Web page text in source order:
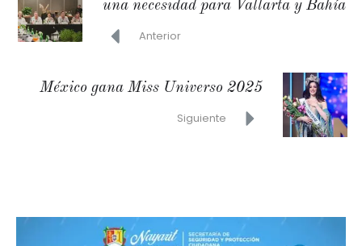
una necesidad para Vallarta y Bahía
Anterior
México gana Miss Universo 2025
Siguiente